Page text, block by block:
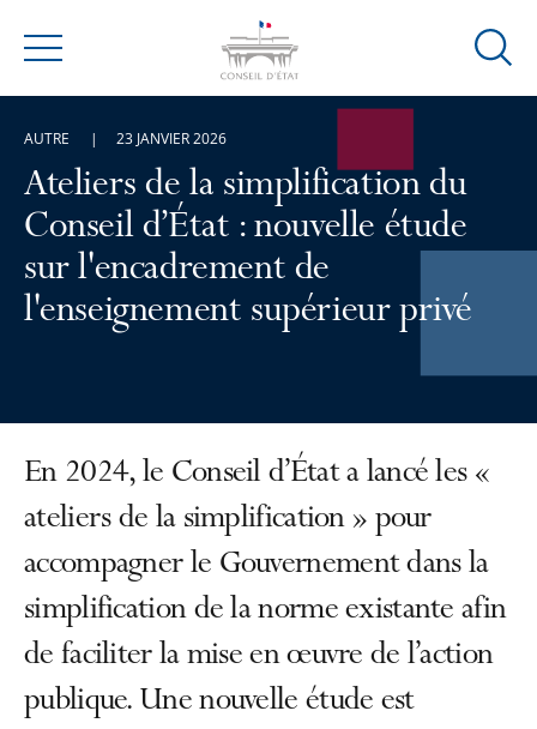
Menu
Ouvrir
Ateliers de la simplification du
Conseil d’État : nouvelle étude
sur l'encadrement de
l'enseignement supérieur privé
AUTRE 23 JANVIER 2026
En 2024, le Conseil d’État a lancé les «
ateliers de la simplification » pour
accompagner le Gouvernement dans la
simplification de la norme existante afin
de faciliter la mise en œuvre de l’action
publique. Une nouvelle étude est